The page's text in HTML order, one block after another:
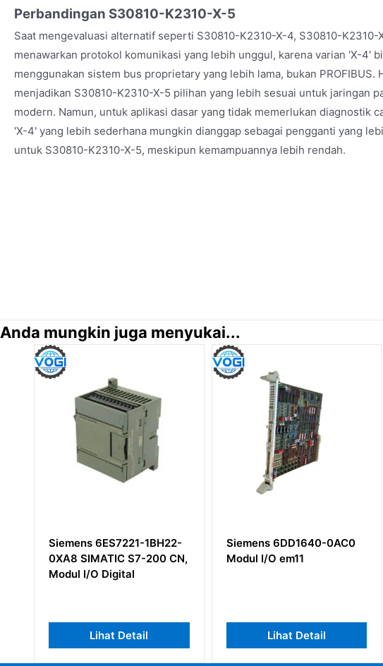
Perbandingan S30810-K2310-X-5
Saat mengevaluasi alternatif seperti S30810-K2310-X-4, S30810-K2310-
menawarkan protokol komunikasi yang lebih unggul, karena varian 'X-4'
menggunakan sistem bus proprietary yang lebih lama, bukan PROFIBUS.
menjadikan S30810-K2310-X-5 pilihan yang lebih sesuai untuk jaringan
modern. Namun, untuk aplikasi dasar yang tidak memerlukan diagnostik
'X-4' yang lebih sederhana mungkin dianggap sebagai pengganti yang
untuk S30810-K2310-X-5, meskipun kemampuannya lebih rendah.
Anda mungkin juga menyukai...
Siemens 6DD1640-0AC0
Modul I/O em11
Lihat Detail
Siemens 6DD1684-
Kabel
Lihat Detail